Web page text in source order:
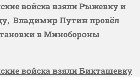
войска взяли Рыжевку и
Владимир Путин провёл
в Минобороны
войска взяли Бикташевку